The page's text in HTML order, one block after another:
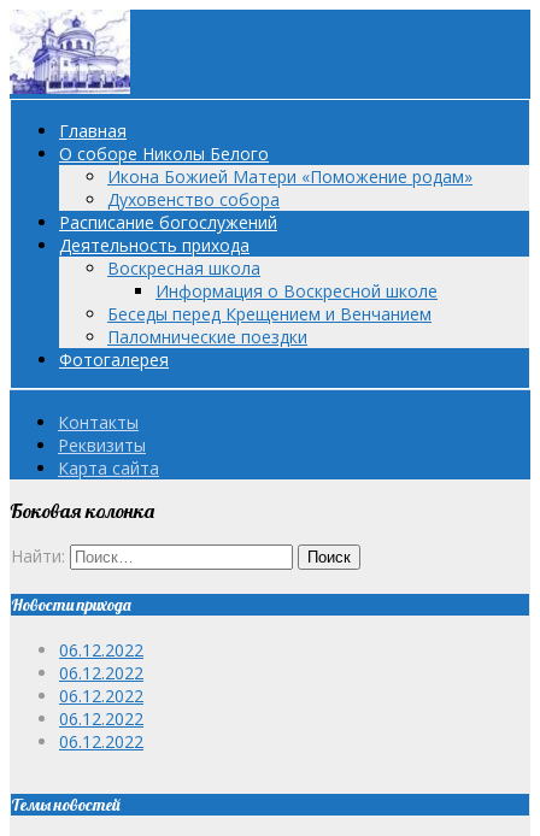
Главная
О соборе Николы Белого
Икона Божией Матери «Поможение родам»
Духовенство собора
Расписание богослужений
Деятельность прихода
Воскресная школа
Информация о Воскресной школе
Беседы перед Крещением и Венчанием
Паломнические поездки
Фотогалерея
Контакты
Реквизиты
Карта сайта
Боковая колонка
Найти:
Новости прихода
06.12.2022
06.12.2022
06.12.2022
06.12.2022
06.12.2022
Темы новостей